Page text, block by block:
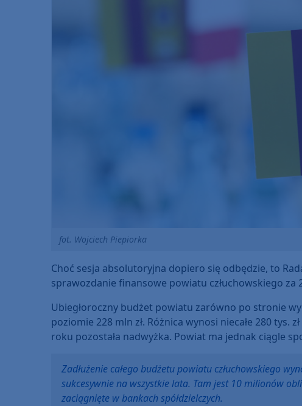
fot. Wojciech Piepiorka
Choć sesja absolutoryjna dopiero się odbędzie, to
sprawozdanie finansowe powiatu człuchowskiego za
Ubiegłoroczny budżet powiatu zarówno po stronie
poziomie 228 mln zł. Różnica wynosi niecałe 280 tys.
roku pozostała nadwyżka. Powiat ma jednak ciągle
Zadłużenie całego budżetu powiatu człuchowskiego
sukcesywnie na wszystkie lata. Tam jest 10 milionów
zaciągnięte w bankach spółdzielczych.